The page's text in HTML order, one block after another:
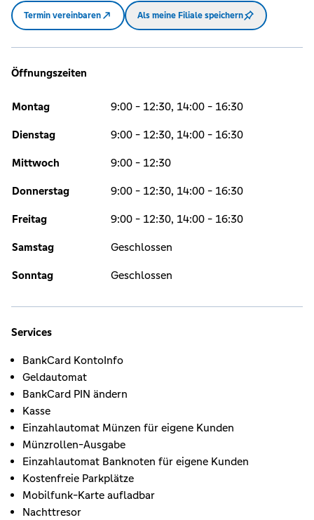
Termin vereinbaren Als meine Filiale speichern
Öffnungszeiten
Montag 9:00 - 12:30, 14:00 - 16:30
Dienstag 9:00 - 12:30, 14:00 - 16:30
Mittwoch 9:00 - 12:30
Donnerstag 9:00 - 12:30, 14:00 - 16:30
Freitag 9:00 - 12:30, 14:00 - 16:30
Samstag Geschlossen
Sonntag Geschlossen
Services
BankCard KontoInfo
Geldautomat
BankCard PIN ändern
Kasse
Einzahlautomat Münzen für eigene Kunden
Münzrollen-Ausgabe
Einzahlautomat Banknoten für eigene Kunden
Kostenfreie Parkplätze
Mobilfunk-Karte aufladbar
Nachttresor